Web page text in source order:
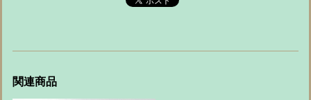
関連商品